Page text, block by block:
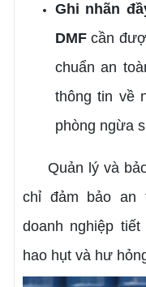
Ghi nhãn
DMFcần
chuẩn an
thông tin về
phòng ngừa
Quản lý và
chỉ đảm bảo an
doanh nghiệp
hao hụt và hư